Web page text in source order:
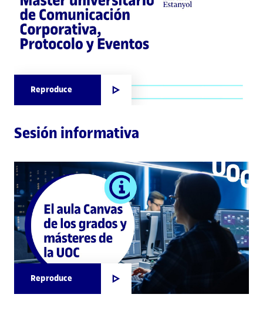
Reproduce
Sesión informativa
Reproduce